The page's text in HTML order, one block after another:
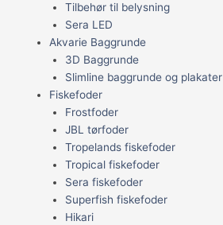
Tilbehør til belysning
Sera LED
Akvarie Baggrunde
3D Baggrunde
Slimline baggrunde og plakater
Fiskefoder
Frostfoder
JBL tørfoder
Tropelands fiskefoder
Tropical fiskefoder
Sera fiskefoder
Superfish fiskefoder
Hikari